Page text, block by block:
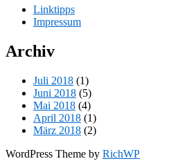
Linktipps
Impressum
Archiv
Juli 2018 (1)
Juni 2018 (5)
Mai 2018 (4)
April 2018 (1)
März 2018 (2)
WordPress Theme by RichWP